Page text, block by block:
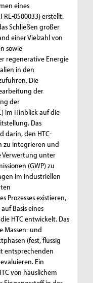
eines
0500033) erstellt.
Schließen großer
einer Vielzahl von
sowie
regenerative Energie
in den
Die
der
der
im Hinblick auf die
Das
darin, den HTC-
zu integrieren und
Verwertung unter
(GWP) zu
im industriellen
Prozesses existieren,
Basis eines
HTC entwickelt. Das
Massen- und
(fest, flüssig
entsprechenden
Ein
von häuslichem